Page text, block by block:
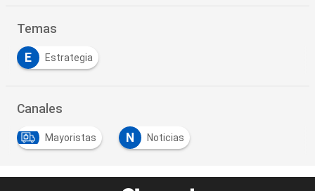
Temas
E Estrategia
Canales
Mayoristas N Noticias